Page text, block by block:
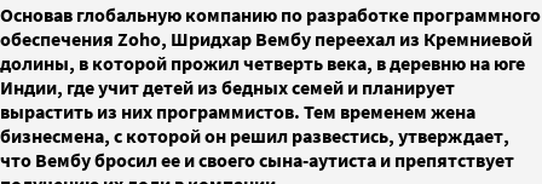
Основав глобальную компанию по разработке программного
обеспечения Zoho, Шридхар Вембу переехал из Кремниевой
долины, в которой прожил четверть века, в деревню на юге
Индии, где учит детей из бедных семей и планирует
вырастить из них программистов. Тем временем жена
бизнесмена, с которой он решил развестись, утверждает,
что Вембу бросил ее и своего сына-аутиста и препятствует